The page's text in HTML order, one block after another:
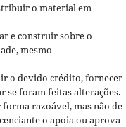
o material em
e construir sobre o
mesmo
o devido crédito, fornecer
se foram feitas alterações.
razoável, mas não de
o apoia ou aprova